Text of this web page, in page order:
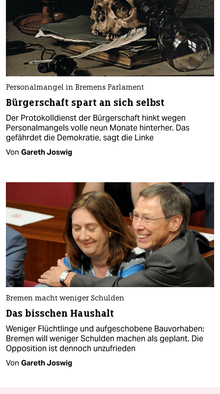
Personalmangel in Bremens Parlament
Bürgerschaft spart an sich selbst
Der Protokolldienst der Bürgerschaft hinkt wegen
Personalmangels volle neun Monate hinterher. Das
gefährdet die Demokratie, sagt die Linke
Von Gareth Joswig
Bremen macht weniger Schulden
Das bisschen Haushalt
Weniger Flüchtlinge und aufgeschobene Bauvorhaben:
Bremen will weniger Schulden machen als geplant. Die
Opposition ist dennoch unzufrieden
Von Gareth Joswig